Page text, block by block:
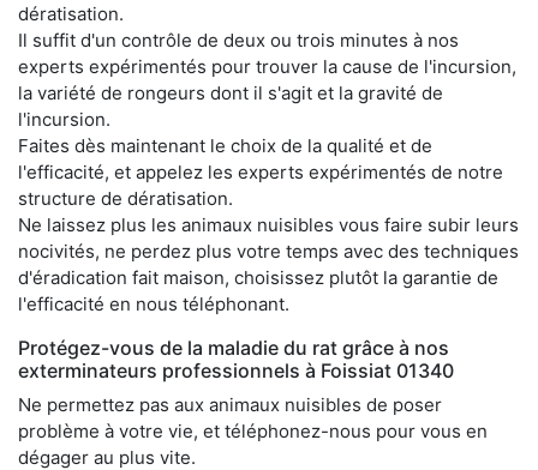
dératisation.
Il suffit d'un contrôle de deux ou trois minutes à nos
experts expérimentés pour trouver la cause de l'incursion,
la variété de rongeurs dont il s'agit et la gravité de
l'incursion.
Faites dès maintenant le choix de la qualité et de
l'efficacité, et appelez les experts expérimentés de notre
structure de dératisation.
Ne laissez plus les animaux nuisibles vous faire subir leurs
nocivités, ne perdez plus votre temps avec des techniques
d'éradication fait maison, choisissez plutôt la garantie de
l'efficacité en nous téléphonant.
Protégez-vous de la maladie du rat grâce à nos
exterminateurs professionnels à Foissiat 01340
Ne permettez pas aux animaux nuisibles de poser
problème à votre vie, et téléphonez-nous pour vous en
dégager au plus vite.